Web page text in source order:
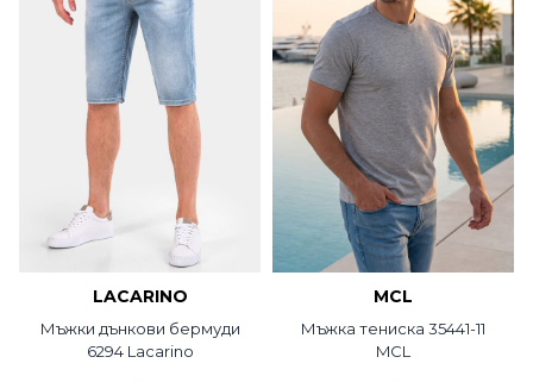
LACARINO
Мъжки дънкови бермуди
6294 Lacarino
MCL
Мъжка тениска 35441-11
MCL